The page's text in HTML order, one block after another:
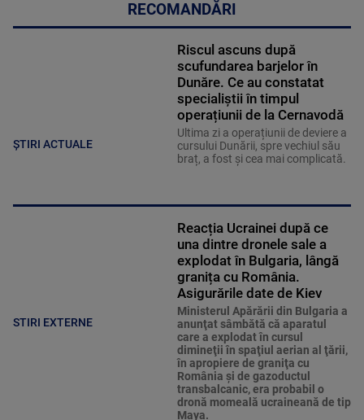
RECOMANDĂRI
ȘTIRI ACTUALE
Riscul ascuns după
scufundarea barjelor în
Dunăre. Ce au constatat
specialiștii în timpul
operațiunii de la Cernavodă
Ultima zi a operațiunii de deviere a
cursului Dunării, spre vechiul său
braț, a fost și cea mai complicată.
STIRI EXTERNE
Reacția Ucrainei după ce
una dintre dronele sale a
explodat în Bulgaria, lângă
granița cu România.
Asigurările date de Kiev
Ministerul Apărării din Bulgaria a
anunţat sâmbătă că aparatul
care a explodat în cursul
dimineţii în spaţiul aerian al ţării,
în apropiere de graniţa cu
România şi de gazoductul
transbalcanic, era probabil o
dronă momeală ucraineană de tip
Maya.